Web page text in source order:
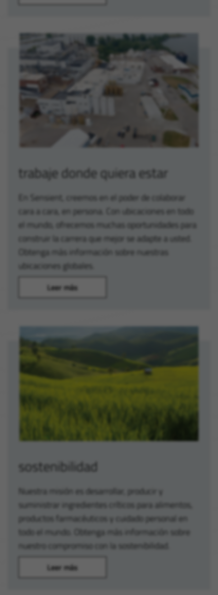
trabaje donde quiera estar
En Sensient, creemos en el poder de colaborar
cara a cara, en persona. Con ubicaciones en todo
el mundo, ofrecemos muchas oportunidades para
construir la carrera que mejor se adapte a usted.
Obtenga más información sobre nuestras
ubicaciones globales.
Leer más
sostenibilidad
Nuestra misión es desarrollar, producir y
suministrar ingredientes críticos para alimentos,
productos farmacéuticos y cuidado personal en
todo el mundo. Obtenga más información sobre
nuestro compromiso con la sostenibilidad.
Leer más